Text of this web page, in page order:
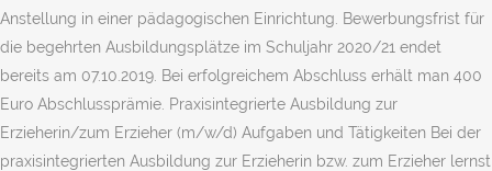
Anstellung in einer pädagogischen Einrichtung. Bewerbungsfrist für
die begehrten Ausbildungsplätze im Schuljahr 2020/21 endet
bereits am 07.10.2019. Bei erfolgreichem Abschluss erhält man 400
Euro Abschlussprämie. Praxisintegrierte Ausbildung zur
Erzieherin/zum Erzieher (m/w/d) Aufgaben und Tätigkeiten Bei der
praxisintegrierten Ausbildung zur Erzieherin bzw. zum Erzieher lernst